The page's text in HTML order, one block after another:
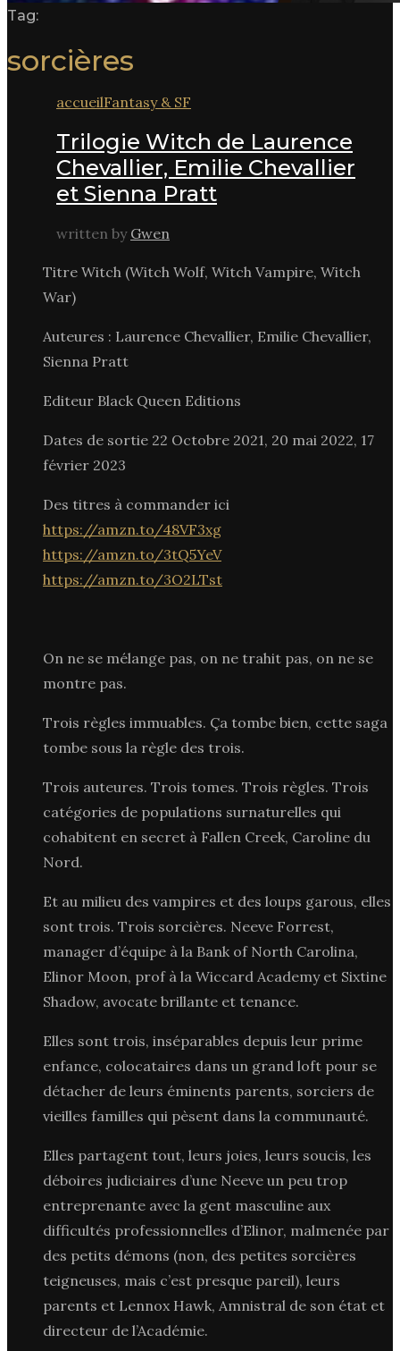
Tag:
sorcières
accueilFantasy & SF
Trilogie Witch de Laurence
Chevallier, Emilie Chevallier
et Sienna Pratt
written by Gwen
Titre Witch (Witch Wolf, Witch Vampire, Witch
War)
Auteures : Laurence Chevallier, Emilie Chevallier,
Sienna Pratt
Editeur Black Queen Editions
Dates de sortie 22 Octobre 2021, 20 mai 2022, 17
février 2023
Des titres à commander ici
https://amzn.to/48VF3xg
https://amzn.to/3tQ5YeV
https://amzn.to/3O2LTst
On ne se mélange pas, on ne trahit pas, on ne se
montre pas.
Trois règles immuables. Ça tombe bien, cette saga
tombe sous la règle des trois.
Trois auteures. Trois tomes. Trois règles. Trois
catégories de populations surnaturelles qui
cohabitent en secret à Fallen Creek, Caroline du
Nord.
Et au milieu des vampires et des loups garous, elles
sont trois. Trois sorcières. Neeve Forrest,
manager d’équipe à la Bank of North Carolina,
Elinor Moon, prof à la Wiccard Academy et Sixtine
Shadow, avocate brillante et tenance.
Elles sont trois, inséparables depuis leur prime
enfance, colocataires dans un grand loft pour se
détacher de leurs éminents parents, sorciers de
vieilles familles qui pèsent dans la communauté.
Elles partagent tout, leurs joies, leurs soucis, les
déboires judiciaires d’une Neeve un peu trop
entreprenante avec la gent masculine aux
difficultés professionnelles d’Elinor, malmenée par
des petits démons (non, des petites sorcières
teigneuses, mais c’est presque pareil), leurs
parents et Lennox Hawk, Amnistral de son état et
directeur de l’Académie.